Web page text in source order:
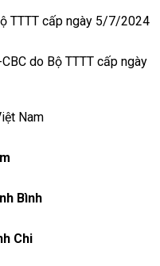
TTTT cấp ngày 5/7/2024
do Bộ TTTT cấp ngày
Nam
Bình
Chi